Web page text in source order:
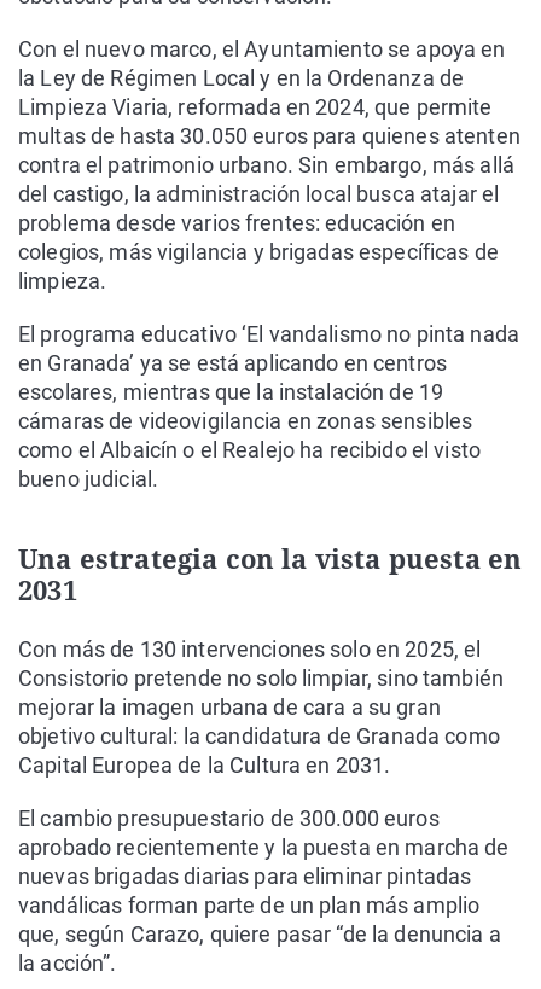
Con el nuevo marco, el Ayuntamiento se apoya en
la Ley de Régimen Local y en la Ordenanza de
Limpieza Viaria, reformada en 2024, que permite
multas de hasta 30.050 euros para quienes atenten
contra el patrimonio urbano. Sin embargo, más allá
del castigo, la administración local busca atajar el
problema desde varios frentes: educación en
colegios, más vigilancia y brigadas específicas de
limpieza.
El programa educativo ‘El vandalismo no pinta nada
en Granada’ ya se está aplicando en centros
escolares, mientras que la instalación de 19
cámaras de videovigilancia en zonas sensibles
como el Albaicín o el Realejo ha recibido el visto
bueno judicial.
Una estrategia con la vista puesta en
2031
Con más de 130 intervenciones solo en 2025, el
Consistorio pretende no solo limpiar, sino también
mejorar la imagen urbana de cara a su gran
objetivo cultural: la candidatura de Granada como
Capital Europea de la Cultura en 2031.
El cambio presupuestario de 300.000 euros
aprobado recientemente y la puesta en marcha de
nuevas brigadas diarias para eliminar pintadas
vandálicas forman parte de un plan más amplio
que, según Carazo, quiere pasar “de la denuncia a
la acción”.